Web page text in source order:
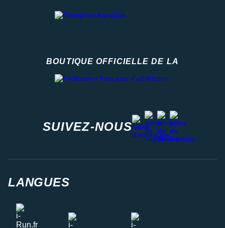
BOUTIQUE OFFICIELLE DE LA
SUIVEZ-NOUS
instagram
facebook
stravayoutube
LANGUES